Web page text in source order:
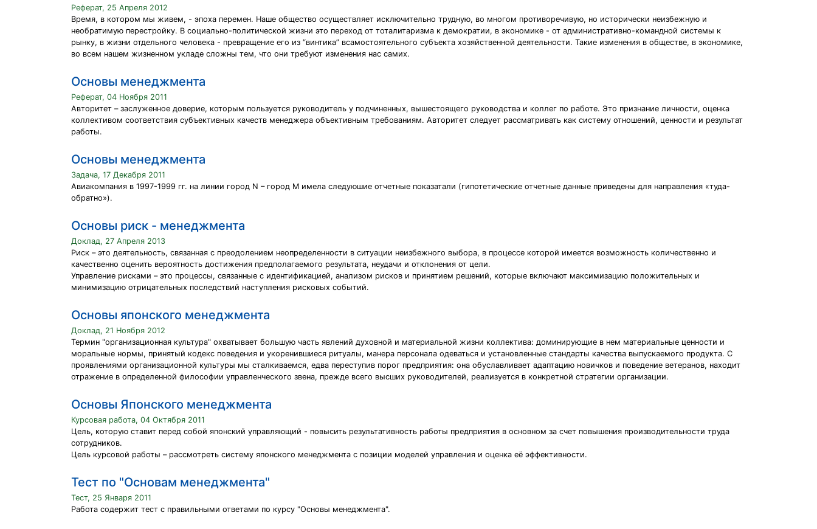
Реферат, 25 Апреля 2012
Время, в котором мы живем, - эпоха перемен. Наше общество осуществляет исключительно трудную, во многом противоречивую, но исторически неизбежную и
необратимую перестройку. В социально-политической жизни это переход от тоталитаризма к демократии, в экономике - от административно-командной системы к
рынку, в жизни отдельного человека - превращение его из “винтика” всамостоятельного субъекта хозяйственной деятельности. Такие изменения в обществе, в экономике,
во всем нашем жизненном укладе сложны тем, что они требуют изменения нас самих.
Основы менеджмента
Реферат, 04 Ноября 2011
Авторитет – заслуженное доверие, которым пользуется руководитель у подчиненных, вышестоящего руководства и коллег по работе. Это признание личности, оценка
коллективом соответствия субъективных качеств менеджера объективным требованиям. Авторитет следует рассматривать как систему отношений, ценности и результат
работы.
Основы менеджмента
Задача, 17 Декабря 2011
Авиакомпания в 1997-1999 гг. на линии город N – город М имела следуюшие отчетные показатали (гипотетические отчетные данные приведены для направления «туда-
обратно»).
Основы риск - менеджмента
Доклад, 27 Апреля 2013
Риск – это деятельность, связанная с преодолением неопределенности в ситуации неизбежного выбора, в процессе которой имеется возможность количественно и
качественно оценить вероятность достижения предполагаемого результата, неудачи и отклонения от цели.
Управление рисками – это процессы, связанные с идентификацией, анализом рисков и принятием решений, которые включают максимизацию положительных и
минимизацию отрицательных последствий наступления рисковых событий.
Основы японского менеджмента
Доклад, 21 Ноября 2012
Термин "организационная культура" охватывает большую часть явлений духовной и материальной жизни коллектива: доминирующие в нем материальные ценности и
моральные нормы, принятый кодекс поведения и укоренившиеся ритуалы, манера персонала одеваться и установленные стандарты качества выпускаемого продукта. С
проявлениями организационной культуры мы сталкиваемся, едва переступив порог предприятия: она обуславливает адаптацию новичков и поведение ветеранов, находит
отражение в определенной философии управленческого звена, прежде всего высших руководителей, реализуется в конкретной стратегии организации.
Основы Японского менеджмента
Курсовая работа, 04 Октября 2011
Цель, которую ставит перед собой японский управляющий - повысить результативность работы предприятия в основном за счет повышения производительности труда
сотрудников.
Цель курсовой работы – рассмотреть систему японского менеджмента с позиции моделей управления и оценка её эффективности.
Тест по "Основам менеджмента"
Тест, 25 Января 2011
Работа содержит тест с правильными ответами по курсу "Основы менеджмента".